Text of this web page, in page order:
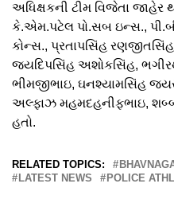
અધિક્ષકની ટીમ વિજેતા
કે.એમ.પટેલ પો.સબ ઇન્સ.,
કોન્સ., પ્રતાપસિંહ
જયદિપસિંહ અશોકસિંહ,
ભીમજીભાઇ, ઘનશ્યામસિંહ
અલ્ફાઝ મહમદહનીફભાઇ,
હતો.
RELATED TOPICS:
LATEST NEWS
POLICE